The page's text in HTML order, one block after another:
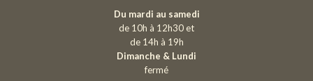
Du mardi au samedi
de 10h à 12h30 et
de 14h à 19h
Dimanche & Lundi
fermé